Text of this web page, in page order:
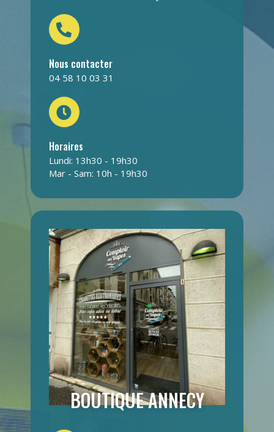
Nous contacter
04 58 10 03 31
Horaires
Lundi: 13h30 - 19h30
Mar - Sam: 10h - 19h30
BOUTIQUE ANNECY